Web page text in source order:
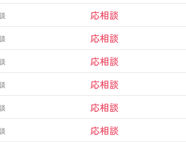
応相談
応相談
応相談
応相談
応相談
応相談